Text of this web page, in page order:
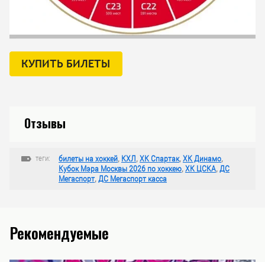
Отзывы
теги: билеты на хоккей, КХЛ,ХК Спартак,ХК Динамо,
Кубок Мэра Москвы 2026 по хоккею,ХК ЦСКА,ДС
Мегаспорт,ДС Мегаспорт касса
Рекомендуемые